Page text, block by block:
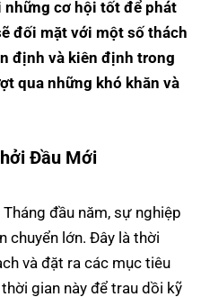
những cơ hội tốt để phát
đối mặt với một số thách
định và kiên định trong
qua những khó khăn và
Đầu Mới
Tháng đầu năm, sự nghiệp
chuyển lớn. Đây là thời
và đặt ra các mục tiêu
gian này để trau dồi kỹ